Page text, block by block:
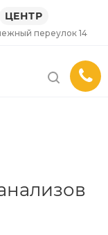
ЦЕНТР
переулок 14